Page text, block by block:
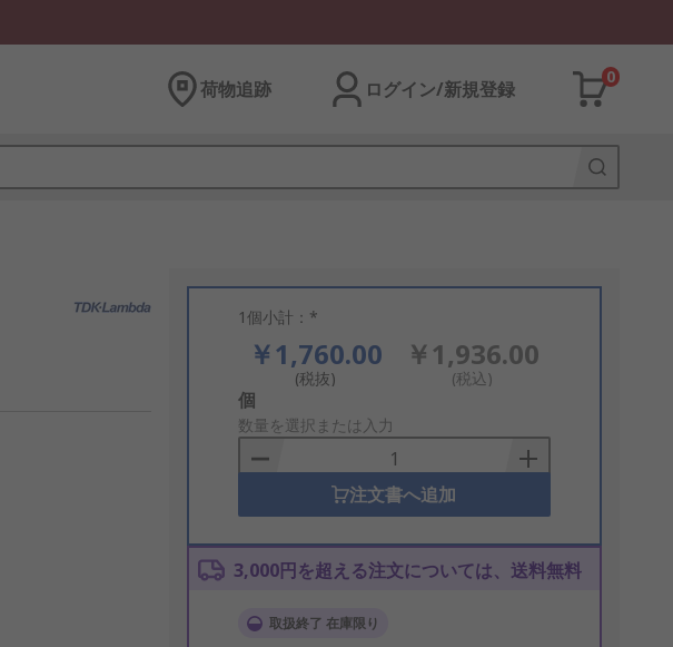
荷物追跡 ログイン/新規登録
0
1個小計：*
￥1,760.00
(税抜)
￥1,936.00
(税込)
Add
to
Basket
個
数量を選択または入力
注文書へ追加
3,000円を超える注文については、送料無料
取扱終了 在庫限り